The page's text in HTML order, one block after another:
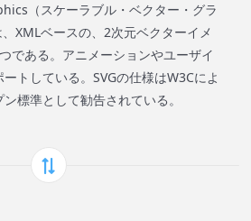
（スケーラブル・ベクター・グラ
XMLベースの、2次元ベクターイメ
である。アニメーションやユーザイ
トしている。SVGの仕様はW3Cによ
標準として勧告されている。